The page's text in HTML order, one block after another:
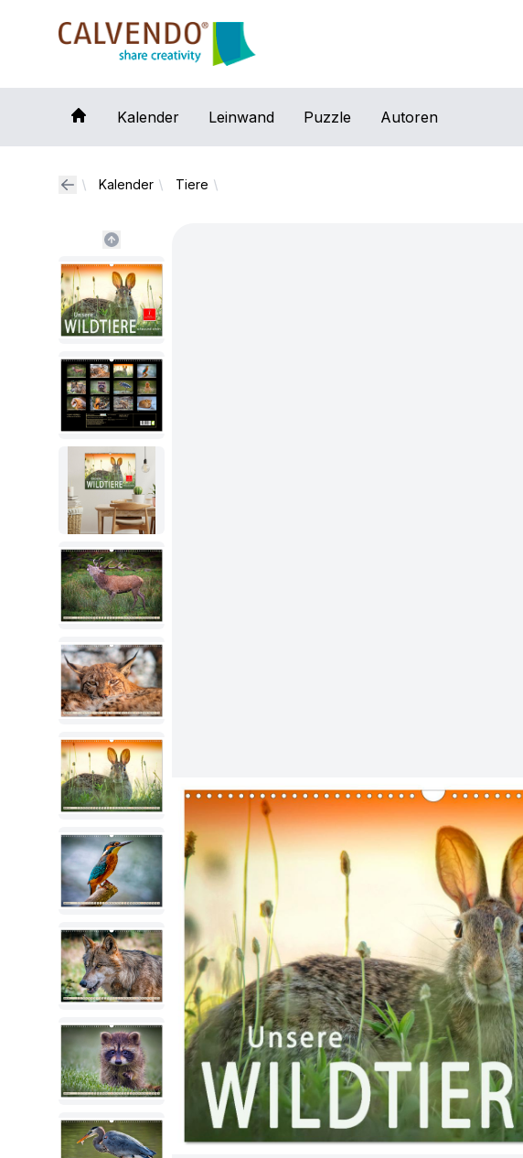
Calvendo
Kalender Leinwand Puzzle Autoren
Kalender Tiere